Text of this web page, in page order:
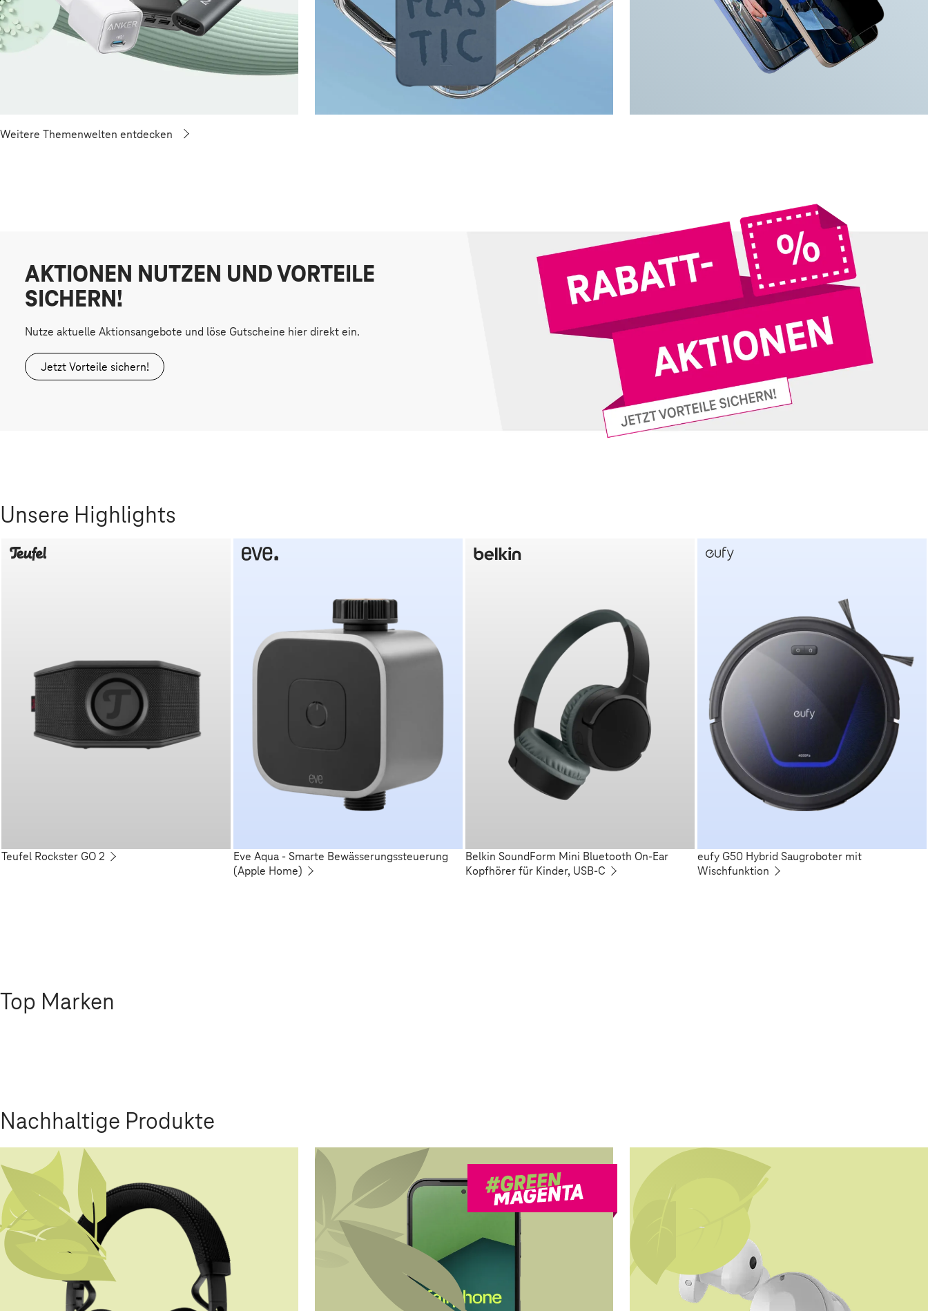
Weitere Themenwelten entdecken
AKTIONEN NUTZEN UND VORTEILE
SICHERN!
Nutze aktuelle Aktionsangebote und löse Gutscheine hier direkt ein.
Jetzt Vorteile sichern!
Unsere Highlights
Teufel Rockster GO 2
Eve Aqua - Smarte Bewässerungssteuerung
(Apple Home)
Belkin SoundForm Mini Bluetooth On-Ear
Kopfhörer für Kinder, USB-C
eufy G50 Hybrid Saugroboter mit
Wischfunktion
Top Marken
Nachhaltige Produkte